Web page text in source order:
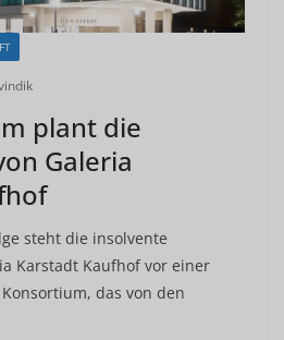
plant die
Galeria
steht die insolvente
Karstadt Kaufhof vor einer
das von den